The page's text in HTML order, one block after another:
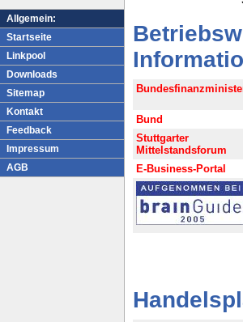
Allgemein:
Startseite
Linkpool
Downloads
Sitemap
Kontakt
Feedback
Impressum
AGB
Bund
Stuttgarter
Mittelstandsforum
E-Business-Portal